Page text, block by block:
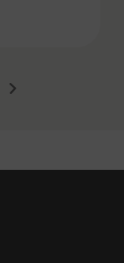
Nächstes